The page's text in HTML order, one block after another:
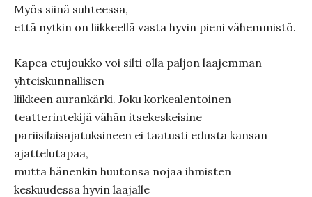
Myös siinä suhteessa,
että nytkin on liikkeellä vasta hyvin pieni vähemmistö.
Kapea etujoukko voi silti olla paljon laajemman
yhteiskunnallisen
liikkeen aurankärki. Joku korkealentoinen
teatterintekijä vähän itsekeskeisine
pariisilaisajatuksineen ei taatusti edusta kansan
ajattelutapaa,
mutta hänenkin huutonsa nojaa ihmisten
keskuudessa hyvin laajalle